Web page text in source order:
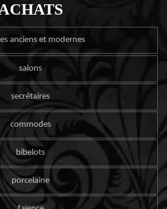
anciens et modernes
salons
secrétaires
commodes
bibelots
porcelaine